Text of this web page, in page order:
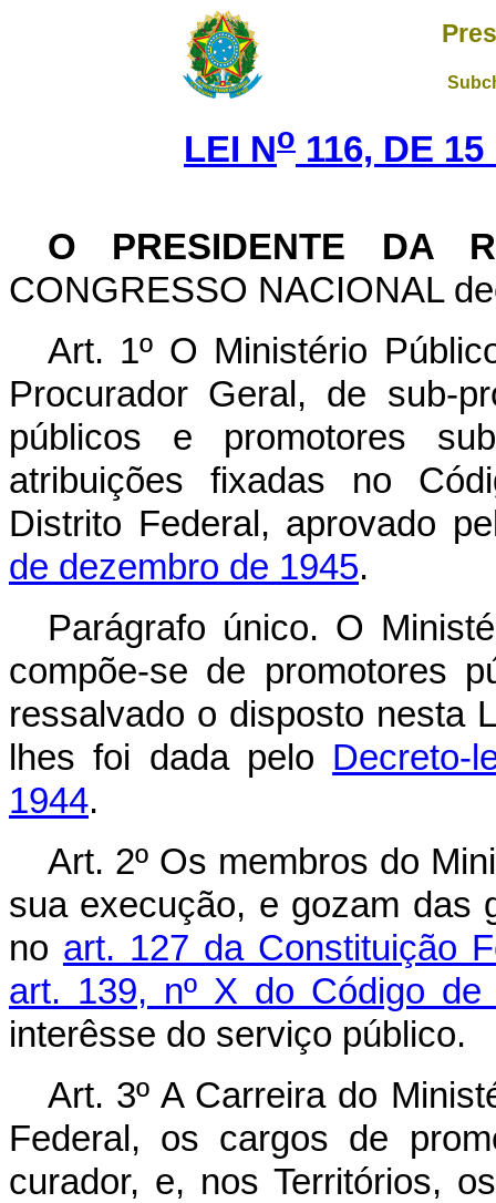
LEI No 116, DE
O PRESIDENTE DA
CONGRESSO NACIONAL
Art. 1º O Ministério
Procurador Geral, de sub-
públicos e promotores
atribuições fixadas no
Distrito Federal, aprovado
de dezembro de 1945.
Parágrafo único. O
compõe-se de promotores
ressalvado o disposto nesta
lhes foi dada pelo Decreto-
1944.
Art. 2º Os membros do
sua execução, e gozam das
no art. 127 da Constituição
art. 139, nº X do Código de
interêsse do serviço público.
Art. 3º A Carreira do
Federal, os cargos de
curador, e, nos Territórios,